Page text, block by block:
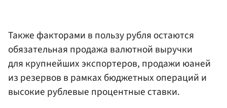
Также факторами в пользу рубля остаются
обязательная продажа валютной выручки
для крупнейших экспортеров, продажи юаней
из резервов в рамках бюджетных операций и
высокие рублевые процентные ставки.